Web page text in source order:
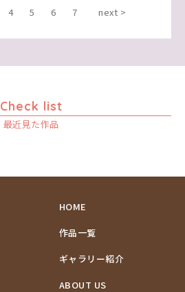
4 5 6 7 next >
Check list
最近見た作品
HOME
作品一覧
ギャラリー紹介
ABOUT US